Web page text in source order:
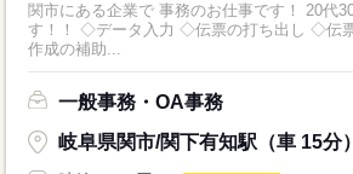
関市にある企業で 事務のお仕事です！ 20代30代40代50代が活躍中で
す！！ ◇データ入力 ◇伝票の打ち出し ◇伝票の取りまとめ ◇資料
作成の補助...
一般事務・OA事務
岐阜県関市/関下有知駅（車 15分）